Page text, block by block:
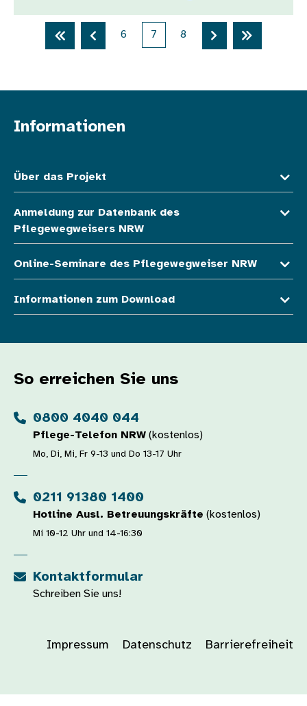
Seitennummerierung
Erste SeiteVorherige Seite
6 7 8 Nächste Seite
Letzte
Informationen
Über das Projekt
Anmeldung zur Datenbank des
Pflegewegweisers NRW
Online-Seminare des Pflegewegweiser NRW
Informationen zum Download
So erreichen Sie uns
0800 4040 044
Pflege-Telefon NRW (kostenlos)
Mo, Di, Mi, Fr 9-13 und Do 13-17 Uhr
0211 91380 1400
Hotline Ausl. Betreuungskräfte (kostenlos)
Mi 10-12 Uhr und 14-16:30
Kontaktformular
Schreiben Sie uns!
Impressum Datenschutz Barrierefreiheit